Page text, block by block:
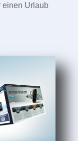
einen Urlaub